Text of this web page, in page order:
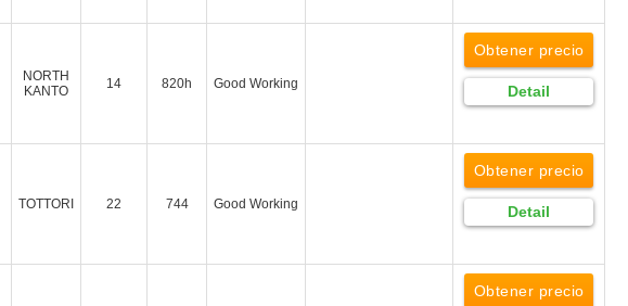
NORTH
KANTO
14 820h Good Working
Obtener precio
Detail
TOTTORI 22 744 Good Working
Obtener precio
Detail
Obtener precio